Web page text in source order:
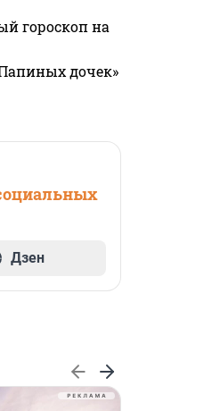
гороскоп на
дочек»
Дзен